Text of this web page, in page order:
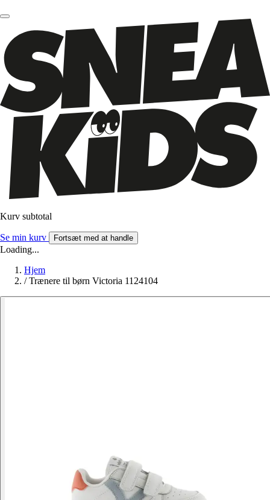
Kurv subtotal
Se min kurv Fortsæt med at handle
Loading...
Hjem
/ Trænere til børn Victoria 1124104